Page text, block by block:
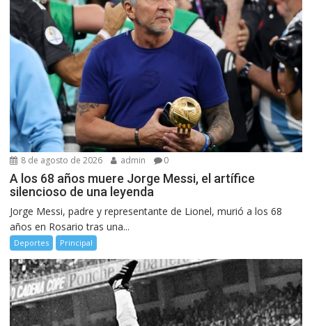
8 de agosto de 2026 admin 0
A los 68 años muere Jorge Messi, el artífice
silencioso de una leyenda
Jorge Messi, padre y representante de Lionel, murió a los 68
años en Rosario tras una...
Deportes Principal